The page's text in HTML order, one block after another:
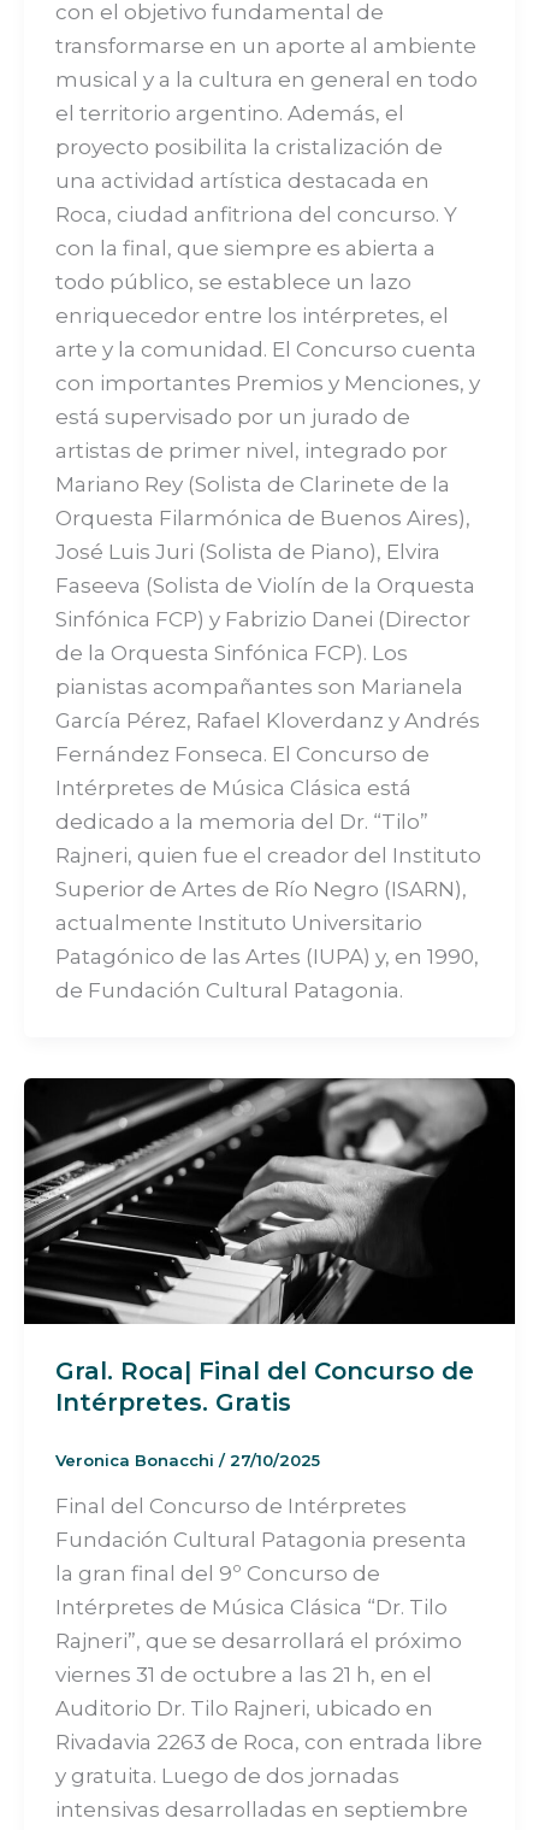
con el objetivo fundamental de
transformarse en un aporte al ambiente
musical y a la cultura en general en todo
el territorio argentino. Además, el
proyecto posibilita la cristalización de
una actividad artística destacada en
Roca, ciudad anfitriona del concurso. Y
con la final, que siempre es abierta a
todo público, se establece un lazo
enriquecedor entre los intérpretes, el
arte y la comunidad. El Concurso cuenta
con importantes Premios y Menciones, y
está supervisado por un jurado de
artistas de primer nivel, integrado por
Mariano Rey (Solista de Clarinete de la
Orquesta Filarmónica de Buenos Aires),
José Luis Juri (Solista de Piano), Elvira
Faseeva (Solista de Violín de la Orquesta
Sinfónica FCP) y Fabrizio Danei (Director
de la Orquesta Sinfónica FCP). Los
pianistas acompañantes son Marianela
García Pérez, Rafael Kloverdanz y Andrés
Fernández Fonseca. El Concurso de
Intérpretes de Música Clásica está
dedicado a la memoria del Dr. “Tilo”
Rajneri, quien fue el creador del Instituto
Superior de Artes de Río Negro (ISARN),
actualmente Instituto Universitario
Patagónico de las Artes (IUPA) y, en 1990,
de Fundación Cultural Patagonia.
Gral. Roca| Final del Concurso de
Intérpretes. Gratis
Veronica Bonacchi /27/10/2025
Final del Concurso de Intérpretes
Fundación Cultural Patagonia presenta
la gran final del 9º Concurso de
Intérpretes de Música Clásica “Dr. Tilo
Rajneri”, que se desarrollará el próximo
viernes 31 de octubre a las 21 h, en el
Auditorio Dr. Tilo Rajneri, ubicado en
Rivadavia 2263 de Roca, con entrada libre
y gratuita. Luego de dos jornadas
intensivas desarrolladas en septiembre